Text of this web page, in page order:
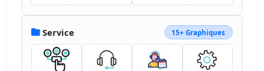
Service 15+ Graphiques